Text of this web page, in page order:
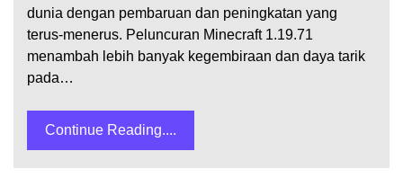
dunia dengan pembaruan dan peningkatan yang
terus-menerus. Peluncuran Minecraft 1.19.71
menambah lebih banyak kegembiraan dan daya tarik
pada…
Continue Reading....